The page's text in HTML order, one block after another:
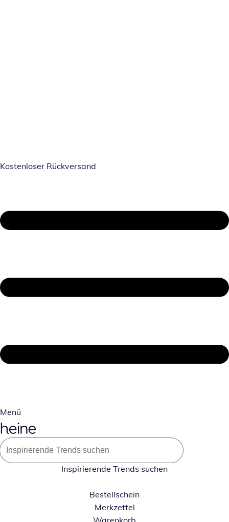
Kostenloser Rückversand
Menü
Inspirierende Trends suchen
Bestellschein
Merkzettel
Warenkorb